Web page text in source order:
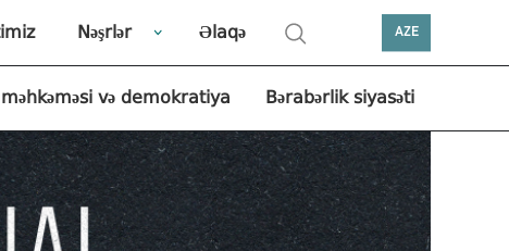
Nəşrlər Əlaqə AZE
və demokratiya Bərabərlik siyasəti